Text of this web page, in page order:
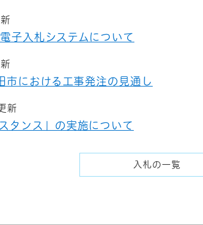
子入札システムについて
市における工事発注の見通し
新
タンス」の実施について
入札の一覧